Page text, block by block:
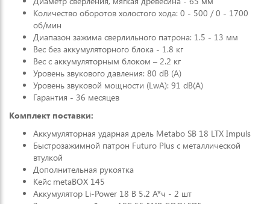
Количество оборотов холостого хода: 0 - 500 / 0 - 1700
об/мин
Диапазон зажима сверлильного патрона: 1.5 - 13 мм
Вес без аккумуляторного блока - 1.8 кг
Вес с аккумуляторным блоком – 2.2 кг
Уровень звукового давления: 80 dB (A)
Уровень звуковой мощности (LwA): 91 dB(A)
Гарантия - 36 месяцев
Комплект поставки:
Аккумуляторная ударная дрель Metabo SB 18 LTX Impuls
Быстрозажимной патрон Futuro Plus с металлической
втулкой
Дополнительная рукоятка
Кейс metaBOX 145
Аккумулятор Li-Power 18 В 5.2 А*ч - 2 шт